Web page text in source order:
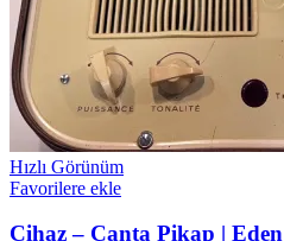
Hızlı Görünüm
Favorilere ekle
Cihaz – Çanta Pikap | Eden